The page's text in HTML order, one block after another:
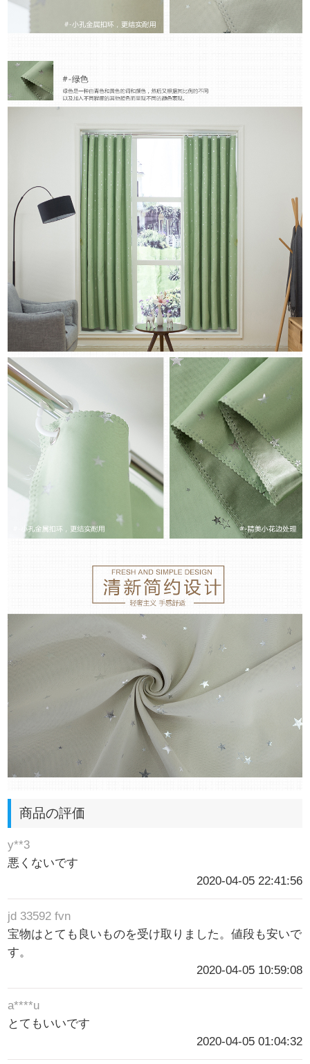
商品の評価
y**3
悪くないです
2020-04-05 22:41:56
jd 33592 fvn
宝物はとても良いものを受け取りました。値段も安いで
す。
2020-04-05 10:59:08
a****u
とてもいいです
2020-04-05 01:04:32